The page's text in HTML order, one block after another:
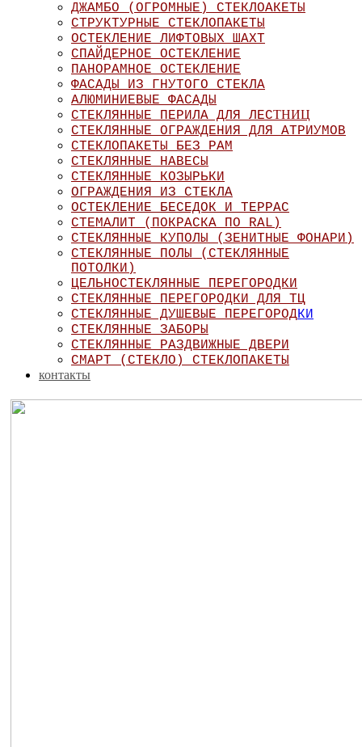
ДЖАМБО (ОГРОМНЫЕ) СТЕКЛОАКЕТЫ
СТРУКТУРНЫЕ СТЕКЛОПАКЕТЫ
ОСТЕКЛЕНИЕ ЛИФТОВЫХ ШАХТ
СПАЙДЕРНОЕ ОСТЕКЛЕНИЕ
ПАНОРАМНОЕ ОСТЕКЛЕНИЕ
ФАСАДЫ ИЗ ГНУТОГО СТЕКЛА
АЛЮМИНИЕВЫЕ ФАСАДЫ
СТЕКЛЯННЫЕ ПЕРИЛА ДЛЯ ЛЕСТНИЦ
СТЕКЛЯННЫЕ ОГРАЖДЕНИЯ ДЛЯ АТРИУМОВ
СТЕКЛОПАКЕТЫ БЕЗ РАМ
СТЕКЛЯННЫЕ НАВЕСЫ
СТЕКЛЯННЫЕ КОЗЫРЬКИ
ОГРАЖДЕНИЯ ИЗ СТЕКЛА
ОСТЕКЛЕНИЕ БЕСЕДОК И ТЕРРАС
СТЕМАЛИТ (ПОКРАСКА ПО RAL)
СТЕКЛЯННЫЕ КУПОЛЫ (ЗЕНИТНЫЕ ФОНАРИ)
СТЕКЛЯННЫЕ ПОЛЫ (СТЕКЛЯННЫЕ
ПОТОЛКИ)
ЦЕЛЬНОСТЕКЛЯННЫЕ ПЕРЕГОРОДКИ
СТЕКЛЯННЫЕ ПЕРЕГОРОДКИ ДЛЯ ТЦ
СТЕКЛЯННЫЕ ДУШЕВЫЕ ПЕРЕГОРОДКИ
СТЕКЛЯННЫЕ ЗАБОРЫ
СТЕКЛЯННЫЕ РАЗДВИЖНЫЕ ДВЕРИ
СМАРТ (СТЕКЛО) СТЕКЛОПАКЕТЫ
контакты